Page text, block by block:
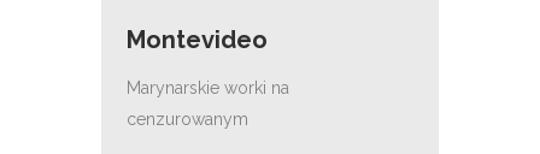
Montevideo
Marynarskie worki na
cenzurowanym